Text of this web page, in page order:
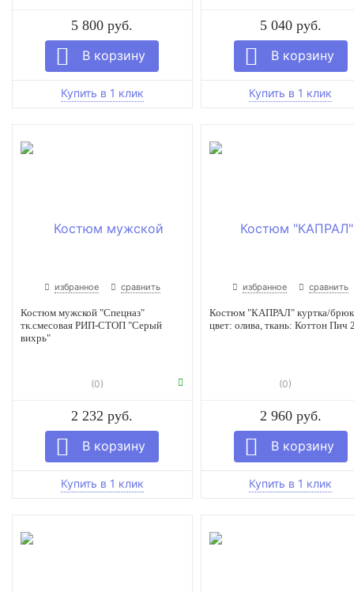
5 800 руб. 5 040 руб.
избранное сравнить
Костюм мужской "Спецназ"
тк.смесовая РИП-СТОП "Серый
вихрь"
(0)
2 232 руб.
избранное сравнить
Костюм "КАПРАЛ" куртка/
цвет: олива, ткань: Коттон Пич
(0)
2 960 руб.